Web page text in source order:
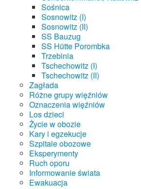
Sośnica
Sosnowitz (I)
Sosnowitz (II)
SS Bauzug
SS Hütte Porombka
Trzebinia
Tschechowitz (I)
Tschechowitz (II)
Zagłada
Różne grupy więźniów
Oznaczenia więźniów
Los dzieci
Życie w obozie
Kary i egzekucje
Szpitale obozowe
Eksperymenty
Ruch oporu
Informowanie świata
Ewakuacja